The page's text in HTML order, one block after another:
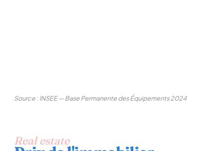
Source : INSEE — Base Permanente des Équipements 2024
Real estate